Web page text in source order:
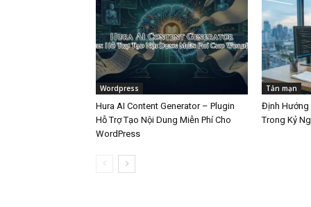
Wordpress
Hura AI Content Generator – Plugin
Hỗ Trợ Tạo Nội Dung Miễn Phí Cho
WordPress
Tản mạn
Định Hướng
Trong Kỷ